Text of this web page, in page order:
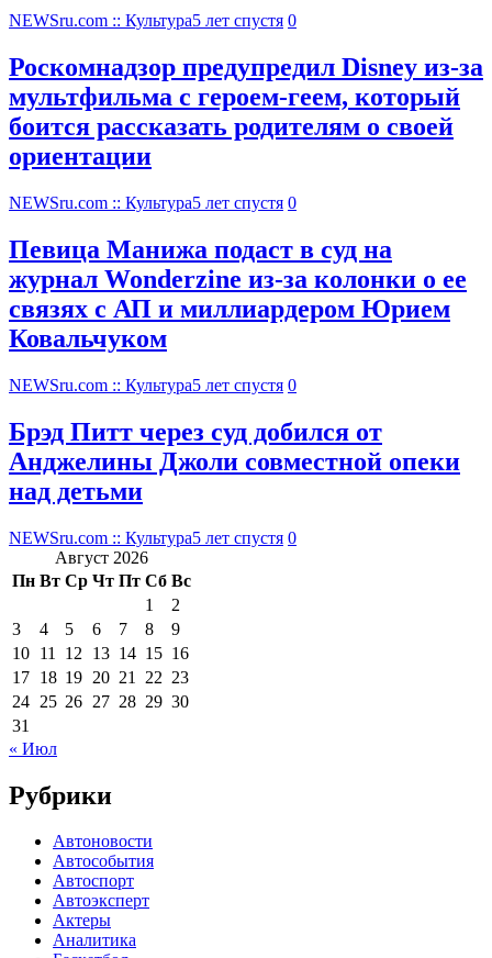
NEWSru.com :: Культура5 лет спустя 0
Роскомнадзор предупредил Disney из-за
мультфильма c героем-геем, который
боится рассказать родителям о своей
ориентации
NEWSru.com :: Культура5 лет спустя 0
Певица Манижа подаст в суд на
журнал Wonderzine из-за колонки о ее
связях с АП и миллиардером Юрием
Ковальчуком
NEWSru.com :: Культура5 лет спустя 0
Брэд Питт через суд добился от
Анджелины Джоли совместной опеки
над детьми
NEWSru.com :: Культура5 лет спустя 0
Август 2026
Пн Вт Ср Чт Пт Сб Вс
1
2
3
4 5 6 7 8
9
10 11 12 13 14 15 16
17 18 19 20 21 22 23
24 25 26 27 28 29 30
31
« Июл
Рубрики
Автоновости
Автособытия
Автоспорт
Автоэксперт
Актеры
Аналитика